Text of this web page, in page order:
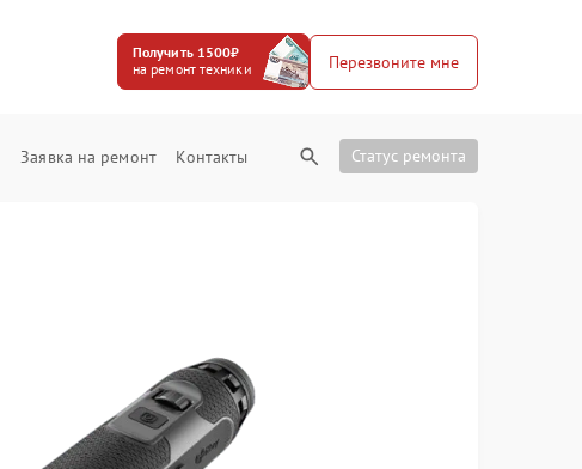
Получить 1500₽
на ремонт техники
Перезвоните мне
Заявка на ремонт Контакты Статус ремонта